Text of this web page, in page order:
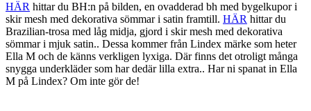
HÄR hittar du BH:n på bilden, en ovadderad bh med bygelkupor i
skir mesh med dekorativa sömmar i satin framtill. HÄR hittar du
Brazilian-trosa med låg midja, gjord i skir mesh med dekorativa
sömmar i mjuk satin.. Dessa kommer från Lindex märke som heter
Ella M och de känns verkligen lyxiga. Där finns det otroligt många
snygga underkläder som har dedär lilla extra.. Har ni spanat in Ella
M på Lindex? Om inte gör de!